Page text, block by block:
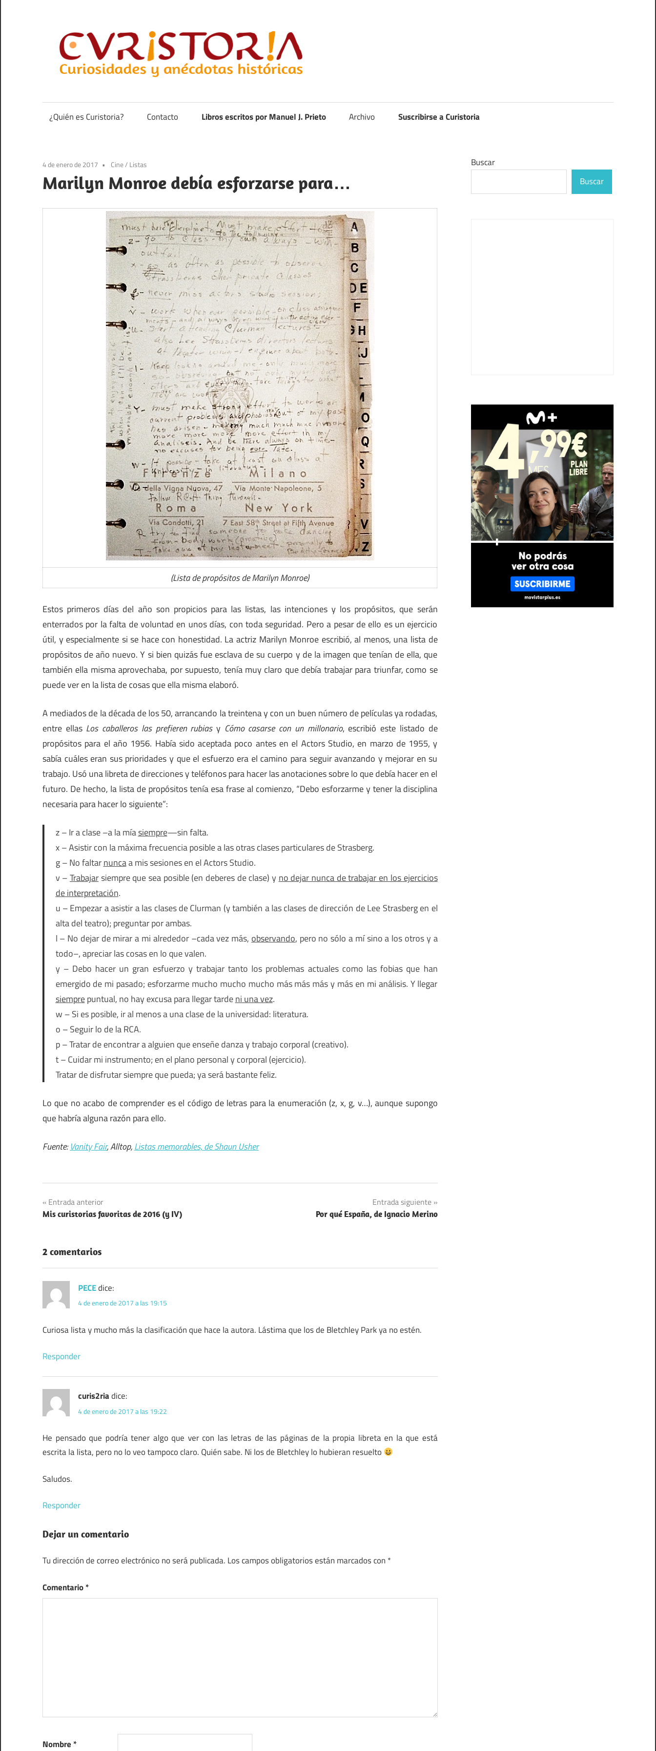
contenido
anécdotas
de
¿Quién es Curistoria? Contacto Libros escritos por Manuel J. Prieto Archivo Suscribirse a Curistoria
4 de enero de 2017 Cine/ Listas
Marilyn Monroe debía esforzarse para…
(Lista de propósitos de Marilyn Monroe)
Estos primeros días del año son propicios para las listas, las intenciones y los propósitos, que serán
enterrados por la falta de voluntad en unos días, con toda seguridad. Pero a pesar de ello es un ejercicio
útil, y especialmente si se hace con honestidad. La actriz Marilyn Monroe escribió, al menos, una lista de
propósitos de año nuevo. Y si bien quizás fue esclava de su cuerpo y de la imagen que tenían de ella, que
también ella misma aprovechaba, por supuesto, tenía muy claro que debía trabajar para triunfar, como se
puede ver en la lista de cosas que ella misma elaboró.
A mediados de la década de los 50, arrancando la treintena y con un buen número de películas ya rodadas,
entre ellas Los caballeros las prefieren rubiasy Cómo casarse con un millonario, escribió este listado de
propósitos para el año 1956. Había sido aceptada poco antes en el Actors Studio, en marzo de 1955, y
sabía cuáles eran sus prioridades y que el esfuerzo era el camino para seguir avanzando y mejorar en su
trabajo. Usó una libreta de direcciones y teléfonos para hacer las anotaciones sobre lo que debía hacer en el
futuro. De hecho, la lista de propósitos tenía esa frase al comienzo, “Debo esforzarme y tener la disciplina
necesaria para hacer lo siguiente”:
z – Ir a clase –a la míasiempre—sin falta.
x – Asistir con la máxima frecuencia posible a las otras clases particulares de Strasberg.
g – No faltarnuncaa mis sesiones en el Actors Studio.
v –Trabajarsiempre que sea posible (en deberes de clase) y no dejar nunca de trabajar en los ejercicios
de interpretación.
u – Empezar a asistir a las clases de Clurman (y también a las clases de dirección de Lee Strasberg en el
alta del teatro); preguntar por ambas.
l – No dejar de mirar a mi alrededor –cada vez más, observando, pero no sólo a mí sino a los otros y a
todo–, apreciar las cosas en lo que valen.
y – Debo hacer un gran esfuerzo y trabajar tanto los problemas actuales como las fobias que han
emergido de mi pasado; esforzarme mucho mucho mucho más más más y más en mi análisis. Y llegar
siemprepuntual, no hay excusa para llegar tardeni una vez.
w – Si es posible, ir al menos a una clase de la universidad: literatura.
o – Seguir lo de la RCA.
p – Tratar de encontrar a alguien que enseñe danza y trabajo corporal (creativo).
t – Cuidar mi instrumento; en el plano personal y corporal (ejercicio).
Tratar de disfrutar siempre que pueda; ya será bastante feliz.
Lo que no acabo de comprender es el código de letras para la enumeración (z, x, g, v…), aunque supongo
que habría alguna razón para ello.
Fuente: Vanity Fair, Alltop,Listas memorables, de Shaun Usher
Navegación
de
entradas
Entrada anterior
Mis curistorias favoritas de 2016 (y IV)
Entrada siguiente
Por qué España, de Ignacio Merino
2 comentarios
PECEdice:
4 de enero de 2017 a las 19:15
Curiosa lista y mucho más la clasificación que hace la autora. Lástima que los de Bletchley Park ya no estén.
Responder
curis2riadice:
4 de enero de 2017 a las 19:22
He pensado que podría tener algo que ver con las letras de las páginas de la propia libreta en la que está
escrita la lista, pero no lo veo tampoco claro. Quién sabe. Ni los de Bletchley lo hubieran resuelto
Saludos.
Responder
Dejar un comentario
Tu dirección de correo electrónico no será publicada. Los campos obligatorios están marcados con *
Comentario*
Nombre *
Buscar
Buscar